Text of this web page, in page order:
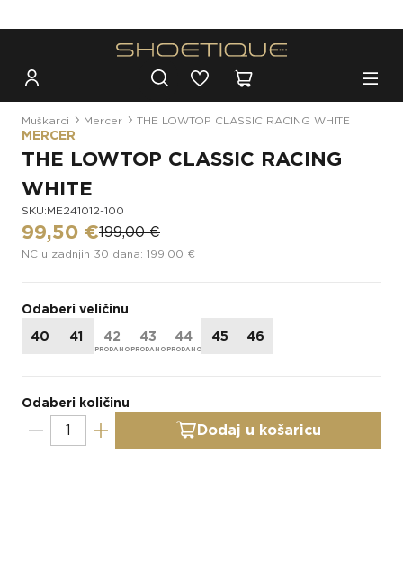
Muškarci Mercer THE LOWTOP CLASSIC RACING WHITE
MERCER
THE LOWTOP CLASSIC RACING
WHITE
SKU:ME241012-100
99,50 €199,00 €
NC u zadnjih 30 dana: 199,00 €
Odaberi veličinu
40
41 42 43 44 45 46
Odaberi količinu
Dodaj u košaricu